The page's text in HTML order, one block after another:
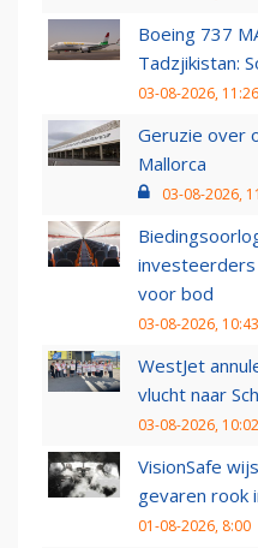
Boeing 737
Tadzjikistan:
03-08-2026, 11:26
Geruzie over
Mallorca
03-08-2026,
voor bod
03-08-2026, 10:43
WestJet
vlucht naar
03-08-2026, 10:02
VisionSafe
gevaren rook
01-08-2026, 8:00